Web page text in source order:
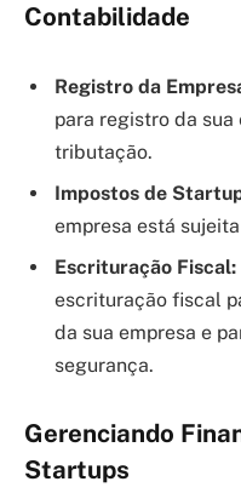
Contabilidade
Registro da
para registro da sua
tributação.
Impostos de
empresa está
Escrituração Fiscal:
escrituração fiscal
da sua empresa e
segurança.
Gerenciando
Startups